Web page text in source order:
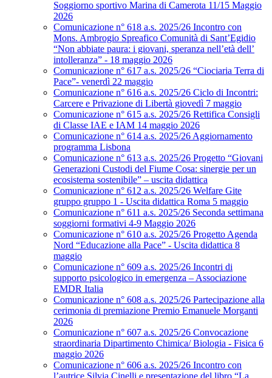
Soggiorno sportivo Marina di Camerota 11/15 Maggio
2026
Comunicazione n° 618 a.s. 2025/26 Incontro con
Mons. Ambrogio Spreafico Comunità di Sant’Egidio
“Non abbiate paura: i giovani, speranza nell’età dell’
intolleranza” - 18 maggio 2026
Comunicazione n° 617 a.s. 2025/26 “Ciociaria Terra di
Pace”- venerdì 22 maggio
Comunicazione n° 616 a.s. 2025/26 Ciclo di Incontri:
Carcere e Privazione di Libertà giovedì 7 maggio
Comunicazione n° 615 a.s. 2025/26 Rettifica Consigli
di Classe IAE e IAM 14 maggio 2026
Comunicazione n° 614 a.s. 2025/26 Aggiornamento
programma Lisbona
Comunicazione n° 613 a.s. 2025/26 Progetto “Giovani
Generazioni Custodi del Fiume Cosa: sinergie per un
ecosistema sostenibile” – uscita didattica
Comunicazione n° 612 a.s. 2025/26 Welfare Gite
gruppo gruppo 1 - Uscita didattica Roma 5 maggio
Comunicazione n° 611 a.s. 2025/26 Seconda settimana
soggiorni formativi 4-9 Maggio 2026
Comunicazione n° 610 a.s. 2025/26 Progetto Agenda
Nord “Educazione alla Pace” - Uscita didattica 8
maggio
Comunicazione n° 609 a.s. 2025/26 Incontri di
supporto psicologico in emergenza – Associazione
EMDR Italia
Comunicazione n° 608 a.s. 2025/26 Partecipazione alla
cerimonia di premiazione Premio Emanuele Morganti
2026
Comunicazione n° 607 a.s. 2025/26 Convocazione
straordinaria Dipartimento Chimica/ Biologia - Fisica 6
maggio 2026
Comunicazione n° 606 a.s. 2025/26 Incontro con